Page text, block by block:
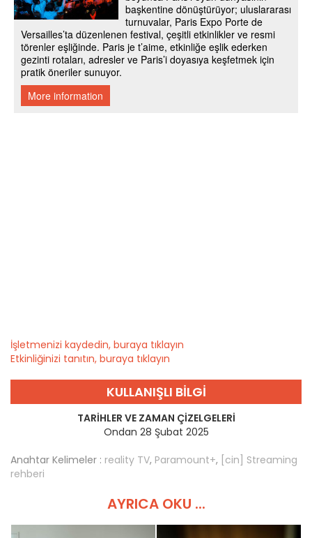
İşletmenizi kaydedin, buraya tıklayın
Etkinliğinizi tanıtın, buraya tıklayın
KULLANIŞLI BILGI
TARIHLER VE ZAMAN ÇIZELGELERI
Ondan 28 Şubat 2025
Anahtar Kelimeler : reality TV, Paramount+, [cin] Streaming
rehberi
AYRICA OKU ...